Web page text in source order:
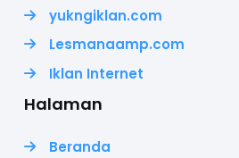
yukngiklan.com
Lesmanaamp.com
Iklan Internet
Halaman
Beranda